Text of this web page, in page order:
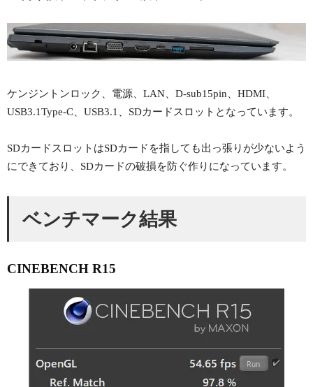
ケンジントンロック、電源、LAN、D-sub15pin、HDMI、
USB3.1Type-C、USB3.1、SDカードスロットとなっています。
SDカードスロットはSDカードを指しても出っ張りが少ないよう
にできており、SDカードの破損を防ぐ作りになっています。
ベンチマーク結果
CINEBENCH R15